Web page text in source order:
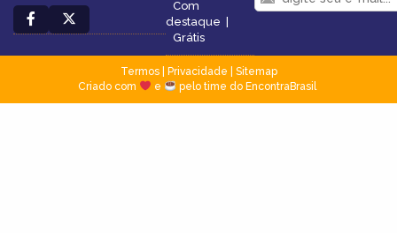
Com
destaque |
Grátis
Termos| Privacidade
Sitemap
Criado com
e pelo time do EncontraBrasil